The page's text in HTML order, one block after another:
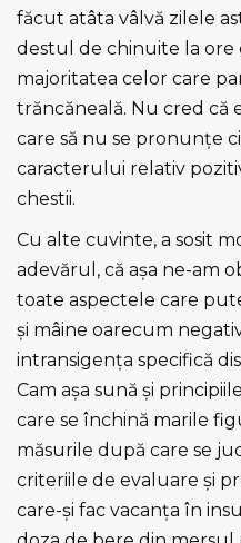
făcut atâta vâlvă zilele
destul de chinuite la ore
majoritatea celor care
trăncăneală. Nu cred că
care să nu se pronunţe
caracterului relativ
chestii.
Cu alte cuvinte, a sosit
adevărul, că aşa ne-am
toate aspectele care
şi mâine oarecum
intransigenţa specifică
Cam aşa sună şi
care se închină marile
măsurile după care se
criteriile de evaluare şi
care-şi fac vacanţa în